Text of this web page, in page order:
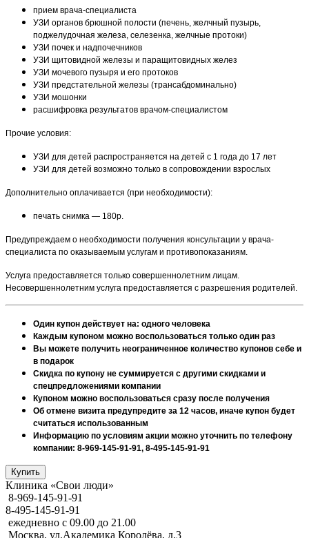
прием врача-специалиста
УЗИ органов брюшной полости (печень, желчный пузырь,
поджелудочная железа, селезенка, желчные протоки)
УЗИ почек и надпочечников
УЗИ щитовидной железы и паращитовидных желез
УЗИ мочевого пузыря и его протоков
УЗИ предстательной железы (трансабдоминально)
УЗИ мошонки
расшифровка результатов врачом-специалистом
Прочие условия:
УЗИ для детей распространяется на детей с 1 года до 17 лет
УЗИ для детей возможно только в сопровождении взрослых
Дополнительно оплачивается (при необходимости):
печать снимка — 180р.
Предупреждаем о необходимости получения консультации у врача-
специалиста по оказываемым услугам и противопоказаниям.
Услуга предоставляется только совершеннолетним лицам.
Несовершеннолетним услуга предоставляется с разрешения родителей.
Один купон действует на: одного человека
Каждым купоном можно воспользоваться только один раз
Вы можете получить неограниченное количество купонов себе и
в подарок
Скидка по купону не суммируется с другими скидками и
спецпредложениями компании
Купоном можно воспользоваться сразу после получения
Об отмене визита предупредите за 12 часов, иначе купон будет
считаться использованным
Информацию по условиям акции можно уточнить по телефону
компании: 8-969-145-91-91, 8-495-145-91-91
Клиника «Свои люди»
8-969-145-91-91
8-495-145-91-91
ежедневно с 09.00 до 21.00
Москва, ул.Академика Королёва, д.3